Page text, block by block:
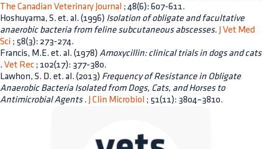
The Canadian Veterinary Journal ; 48(6): 607-611.
Hoshuyama, S. et. al. (1996) Isolation of obligate and facultative
anaerobic bacteria from feline subcutaneous abscesses. J Vet Med
Sci ; 58(3): 273-274.
Francis, M.E. et. al. (1978) Amoxycillin: clinical trials in dogs and cats
. Vet Rec ; 102(17): 377-380.
Lawhon, S. D. et. al. (2013) Frequency of Resistance in Obligate
Anaerobic Bacteria Isolated from Dogs, Cats, and Horses to
Antimicrobial Agents. J Clin Microbiol ; 51(11): 3804–3810.